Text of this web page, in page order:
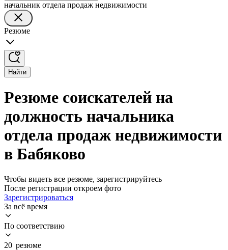
начальник отдела продаж недвижимости
Резюме
Найти
Резюме соискателей на
должность начальника
отдела продаж недвижимости
в Бабяково
Чтобы видеть все резюме, зарегистрируйтесь
После регистрации откроем фото
Зарегистрироваться
За всё время
По соответствию
20 резюме